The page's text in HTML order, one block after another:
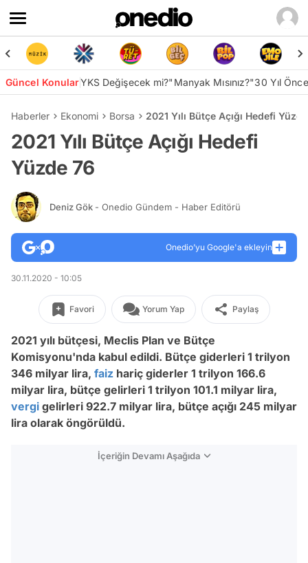
Güncel KonularYKS Değişecek mi?"Manyak Mısınız?"30 Yıl
Haberler Ekonomi Borsa 2021 Yılı Bütçe Açığı Hedefi
2021 Yılı Bütçe Açığı Hedefi
Yüzde 76
Deniz Gök - Onedio Gündem - Haber Editörü
Onedio’yu Google'a ekleyin
30.11.2020 - 10:05
Favori Yorum Yap Paylaş
2021 yılı bütçesi, Meclis Plan ve Bütçe
Komisyonu'nda kabul edildi. Bütçe giderleri 1 trilyon
346 milyar lira, faiz hariç giderler 1 trilyon 166.6
milyar lira, bütçe gelirleri 1 trilyon 101.1 milyar lira,
vergi gelirleri 922.7 milyar lira, bütçe açığı 245 milyar
lira olarak öngörüldü.
İçeriğin Devamı Aşağıda